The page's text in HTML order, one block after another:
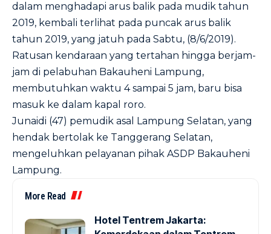
dalam menghadapi arus balik pada mudik tahun
2019, kembali terlihat pada puncak arus balik
tahun 2019, yang jatuh pada Sabtu, (8/6/2019).
Ratusan kendaraan yang tertahan hingga berjam-
jam di pelabuhan Bakauheni Lampung,
membutuhkan waktu 4 sampai 5 jam, baru bisa
masuk ke dalam kapal roro.
Junaidi (47) pemudik asal Lampung Selatan, yang
hendak bertolak ke Tanggerang Selatan,
mengeluhkan pelayanan pihak ASDP Bakauheni
Lampung.
More Read
Hotel Tentrem Jakarta: